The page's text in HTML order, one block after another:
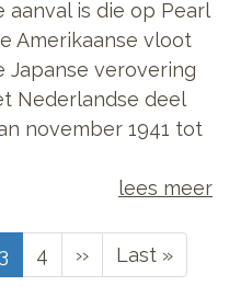
aanval is die op Pearl
Amerikaanse vloot
Japanse verovering
Nederlandse deel
november 1941 tot
lees meer
Huidige
3 Page
4
Volgende
pagina
››
Laatste
pagina
Last »